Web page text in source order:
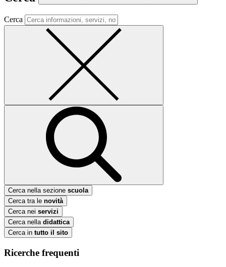
Cerca
Cerca nella sezione scuola
Cerca tra le novità
Cerca nei servizi
Cerca nella didattica
Cerca in tutto il sito
Ricerche frequenti